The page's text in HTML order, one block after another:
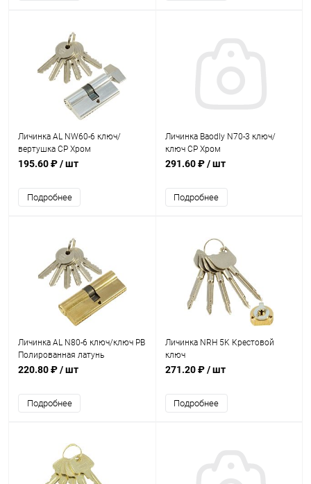
Личинка AL NW60-6 ключ/
вертушка CP Хром
195.60 ₽/ шт
Подробнее
Личинка Baodly N70-3 ключ/
ключ CP Хром
291.60 ₽/ шт
Подробнее
Личинка AL N80-6 ключ/ключ PB
Полированная латунь
220.80 ₽/ шт
Подробнее
Личинка NRH 5K Крестовой
ключ
271.20 ₽/ шт
Подробнее